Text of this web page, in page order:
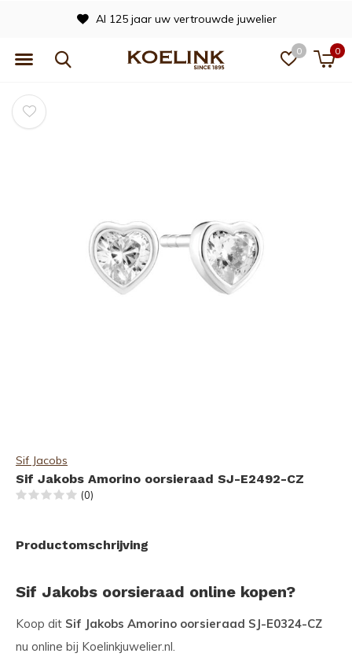
0 0
Al 125 jaar uw vertrouwde juwelier
Sif Jacobs
Sif Jakobs Amorino oorsieraad SJ-E2492-CZ
(0)
Productomschrijving
Sif Jakobs oorsieraad online kopen?
Koop dit Sif Jakobs Amorino oorsieraad SJ-E0324-CZ
nu online bij Koelinkjuwelier.nl.